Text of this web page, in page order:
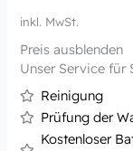
inkl. MwSt.
Preis ausblenden
Unser Service für
Reinigung
Prüfung der
Kostenloser